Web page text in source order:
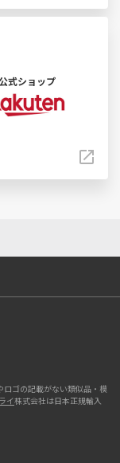
式ショップ
ロゴの記載がない類似品・模
イ株式会社は日本正規輸入